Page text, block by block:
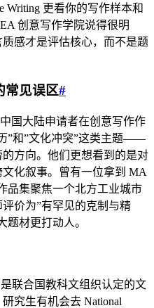
Writing 更看你的写作样本和
创意写作学院说得很明
感才是评估核心，而不是题
常见误区#
国大陆申请者在创意写作作
”和”文化冲突”这类主题——
方向。他们更想看到的是对
化叙事。曾有一位拿到 MA
品集聚焦一个北方工业城市
价为”有罕见的克制与精
题材更打动人。
联合国教科文组织认定的文
究生有机会去 National